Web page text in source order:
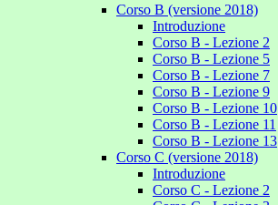
Corso B (versione 2018)
Introduzione
Corso B - Lezione 2
Corso B - Lezione 5
Corso B - Lezione 7
Corso B - Lezione 9
Corso B - Lezione 10
Corso B - Lezione 11
Corso B - Lezione 13
Corso C (versione 2018)
Introduzione
Corso C - Lezione 2